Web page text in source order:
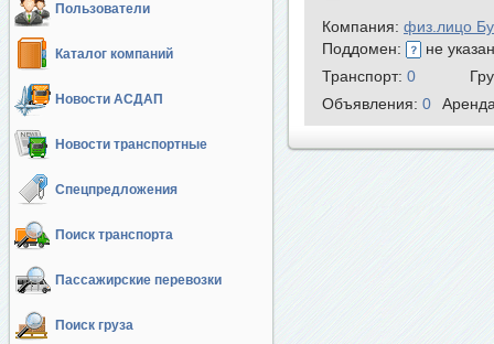
Пользователи
Каталог компаний
Новости АСДАП
Новости транспортные
Спецпредложения
Поиск транспорта
Пассажирские перевозки
Поиск груза
Компания: физ.лицо
Поддомен:
не
Транспорт: 0
Объявления: 0